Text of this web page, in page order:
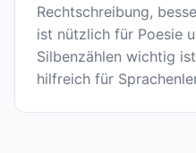
Rechtschreibung,
ist nützlich für Poesie
Silbenzählen wichtig
hilfreich für